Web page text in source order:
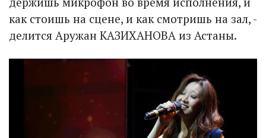
как стоишь на сцене, и как смотришь на зал, -
делится Аружан КАЗИХАНОВА из Астаны.